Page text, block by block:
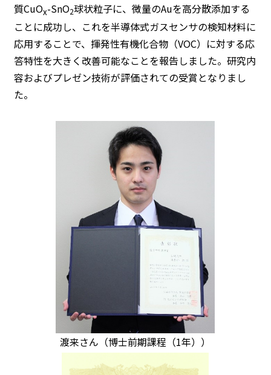
質CuOx-SnO2球状粒子に、微量のAuを高分散添加する
ことに成功し、これを半導体式ガスセンサの検知材料に
応用することで、揮発性有機化合物（VOC）に対する応
答特性を大きく改善可能なことを報告しました。研究内
容およびプレゼン技術が評価されての受賞となりまし
た。
渡来さん（博士前期課程（1年））